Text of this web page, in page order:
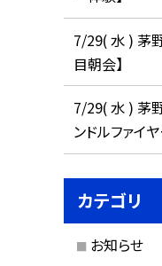
7/29( 水 ) 茅
目朝会】
7/29( 水 ) 茅
ンドルファイヤ
カテゴリ
お知らせ